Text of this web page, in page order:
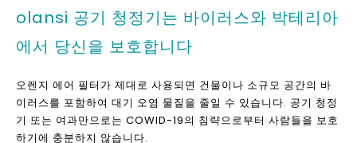
12 년 OEM ODM 제조